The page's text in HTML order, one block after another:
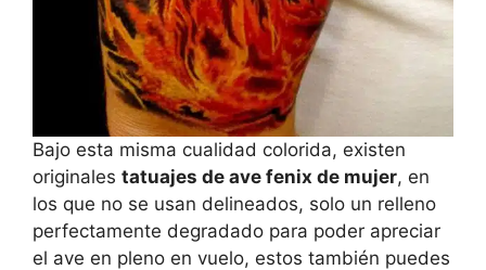
Bajo esta misma cualidad colorida, existen
originales tatuajes de ave fenix de mujer, en
los que no se usan delineados, solo un relleno
perfectamente degradado para poder apreciar
el ave en pleno en vuelo, estos también puedes